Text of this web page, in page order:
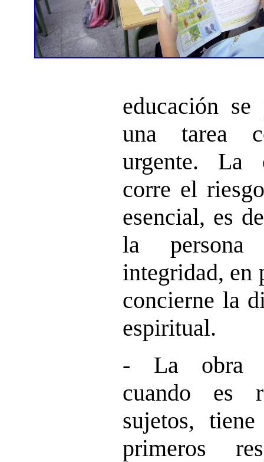
educación
una tarea
urgente. La
corre el
esencial, es
la
integridad, en
concierne la
espiritual.
- La obra
cuando es
sujetos,
primeros